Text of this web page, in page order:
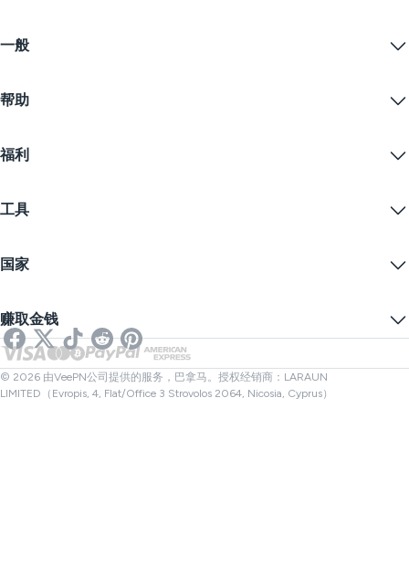
VPN for macOS
iOS VPN
Firefox
免费VPN
一般
VPN下载
定价
学生优惠
博客
帮助
联系我们
隐私政策
Cookie偏好设置
福利
网络隐私
匿名IP
流媒体用VPN
Netflix VPN
工具
隐藏您的IP
在线短信
链接检查器
文件检查器
国家
英国VPN
加拿大VPN
土耳其VPN
赚取金钱
合作伙伴
© 2026 由VeePN公司提供的服务，巴拿马。授权经销商：LARAUN
LIMITED（Evropis, 4, Flat/Office 3 Strovolos 2064, Nicosia, Cyprus）